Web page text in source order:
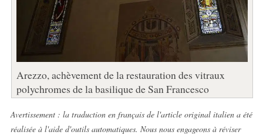
Arezzo, achèvement de la restauration des vitraux
polychromes de la basilique de San Francesco
Avertissement : la traduction en français de l'article original italien a été
réalisée à l'aide d'outils automatiques. Nous nous engageons à réviser